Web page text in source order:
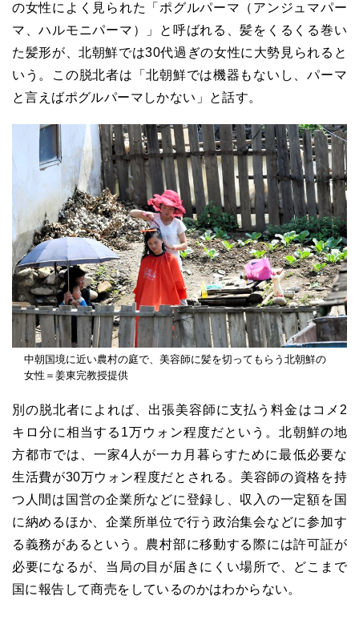
の女性によく見られた「ポグルパーマ（アンジュマパー
マ、ハルモニパーマ）」と呼ばれる、髪をくるくる巻い
た髪形が、北朝鮮では30代過ぎの女性に大勢見られると
いう。この脱北者は「北朝鮮では機器もないし、パーマ
と言えばポグルパーマしかない」と話す。
中朝国境に近い農村の庭で、美容師に髪を切ってもらう北朝鮮の
女性＝姜東完教授提供
別の脱北者によれば、出張美容師に支払う料金はコメ2
キロ分に相当する1万ウォン程度だという。北朝鮮の地
方都市では、一家4人が一カ月暮らすために最低必要な
生活費が30万ウォン程度だとされる。美容師の資格を持
つ人間は国営の企業所などに登録し、収入の一定額を国
に納めるほか、企業所単位で行う政治集会などに参加す
る義務があるという。農村部に移動する際には許可証が
必要になるが、当局の目が届きにくい場所で、どこまで
国に報告して商売をしているのかはわからない。